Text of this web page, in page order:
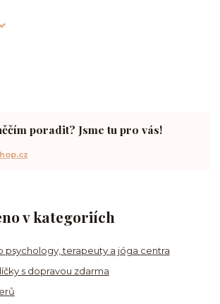
v kategoriích
psychology, terapeuty a jóga centra
s dopravou zdarma
poradit? Jsme tu pro vás!